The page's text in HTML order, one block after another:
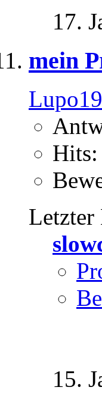
17.
mein
Lupo19
Hits:
Letzter
15.